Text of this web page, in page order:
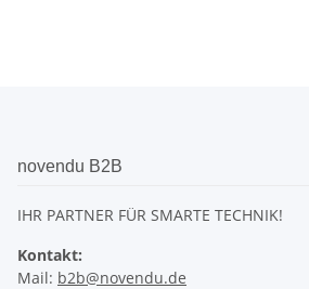
novendu B2B
IHR PARTNER FÜR SMARTE TECHNIK!
Kontakt:
Mail: b2b@novendu.de